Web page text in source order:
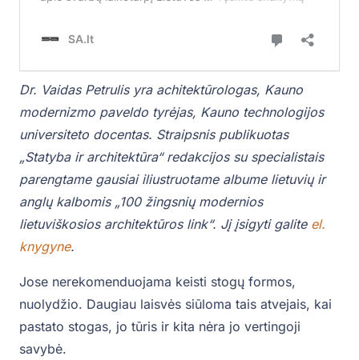
Dr. Vaidas Petrulis yra achitektūrologas, Kauno
modernizmo paveldo tyrėjas, Kauno technologijos
universiteto docentas. Straipsnis publikuotas
„Statyba ir architektūra“ redakcijos su specialistais
parengtame gausiai iliustruotame albume lietuvių ir
anglų kalbomis „100 žingsnių modernios
lietuviškosios architektūros link“. Jį įsigyti galite el.
knygyne.
Jose nerekomenduojama keisti stogų formos,
nuolydžio. Daugiau laisvės siūloma tais atvejais, kai
pastato stogas, jo tūris ir kita nėra jo vertingoji
savybė.